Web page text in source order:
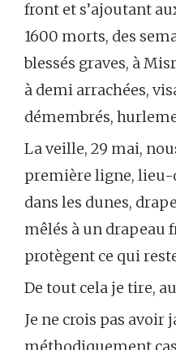
front et s’ajoutant
1600 morts, des
blessés graves, à
à demi arrachées,
démembrés,
La veille, 29 mai,
première ligne, lieu-
dans les dunes,
mêlés à un drapeau
protègent ce qui
De tout cela je tire,
Je ne crois pas avoir
méthodiquement